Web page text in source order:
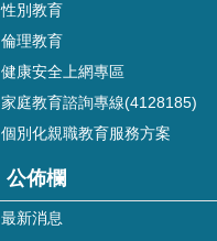
性別教育
倫理教育
健康安全上網專區
家庭教育諮詢專線(4128185)
個別化親職教育服務方案
公佈欄
最新消息